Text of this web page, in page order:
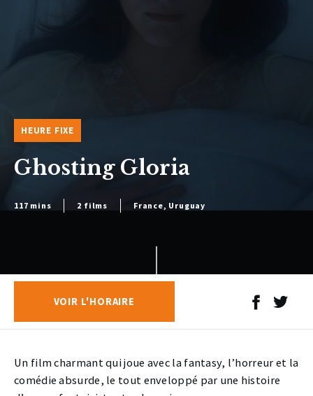
HEURE FIXE
Ghosting Gloria
117 mins 2 films France, Uruguay
VOIR L'HORAIRE
Un film charmant qui joue avec la fantasy, l’horreur et la
comédie absurde, le tout enveloppé par une histoire